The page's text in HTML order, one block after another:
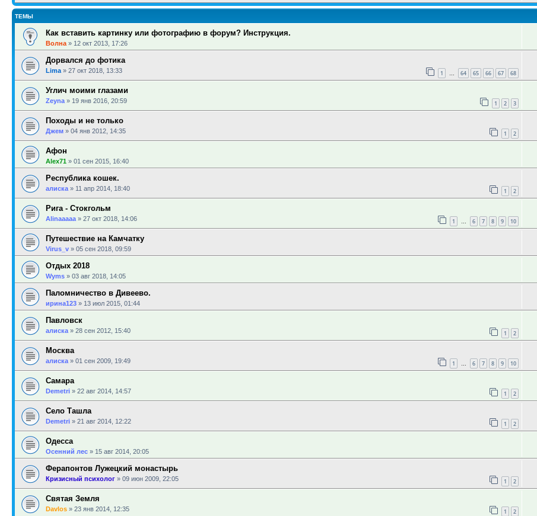
ТЕМЫ
Как вставить картинку или фотографию в форум? Инструкция.
Волна » 12 окт 2013, 17:26
Дорвался до фотика
Lima » 27 окт 2018, 13:33 1 … 64 65 66 67 68
Углич моими глазами
Zeyna » 19 янв 2016, 20:59 1 2 3
Походы и не только
Джем » 04 янв 2012, 14:35 1 2
Афон
Alex71 » 01 сен 2015, 16:40
Республика кошек.
алиска » 11 апр 2014, 18:40 1 2
Рига - Стокгольм
Alinaaaaa » 27 окт 2018, 14:06 1 … 6 7 8 9 10
Путешествие на Камчатку
Virus_v » 05 сен 2018, 09:59
Отдых 2018
Wyms » 03 авг 2018, 14:05
Паломничество в Дивеево.
ирина123 » 13 июл 2015, 01:44
Павловск
алиска » 28 сен 2012, 15:40 1 2
Москва
алиска » 01 сен 2009, 19:49 1 … 6 7 8 9 10
Самара
Demetri » 22 авг 2014, 14:57 1 2
Село Ташла
Demetri » 21 авг 2014, 12:22 1 2
Одесса
Осенний лес » 15 авг 2014, 20:05
Ферапонтов Лужецкий монастырь
Кризисный психолог » 09 июн 2009, 22:05 1 2
Святая Земля
Davlos » 23 янв 2014, 12:35 1 2